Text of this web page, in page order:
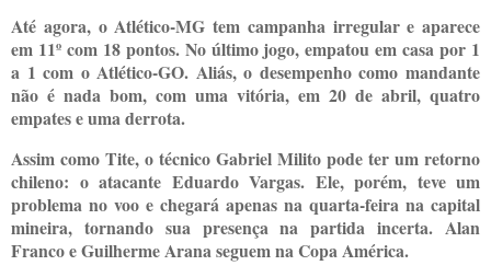
Até agora, o Atlético-MG tem campanha irregular e aparece
em 11º com 18 pontos. No último jogo, empatou em casa por 1
a 1 com o Atlético-GO. Aliás, o desempenho como mandante
não é nada bom, com uma vitória, em 20 de abril, quatro
empates e uma derrota.
Assim como Tite, o técnico Gabriel Milito pode ter um retorno
chileno: o atacante Eduardo Vargas. Ele, porém, teve um
problema no voo e chegará apenas na quarta-feira na capital
mineira, tornando sua presença na partida incerta. Alan
Franco e Guilherme Arana seguem na Copa América.